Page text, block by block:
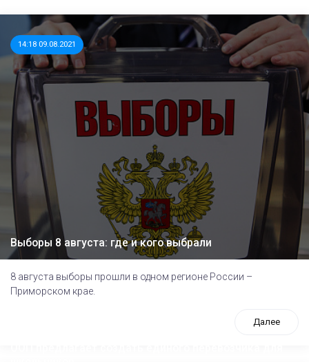
14:18 09.08.2021
Выборы 8 августа: где и кого выбрали
8 августа выборы прошли в одном регионе России –
Приморском крае.
Далее